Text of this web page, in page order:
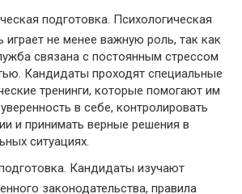
подготовка. Психологическая
играет не менее важную роль, так как
связана с постоянным стрессом
Кандидаты проходят специальные
тренинги, которые помогают им
в себе, контролировать
и принимать верные решения в
ситуациях.
Кандидаты изучают
законодательства, правила